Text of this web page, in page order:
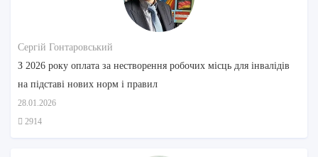
Сергій Гонтаровський
З 2026 року оплата за нестворення робочих місць для інвалідів
на підставі нових норм і правил
28.01.2026
2914